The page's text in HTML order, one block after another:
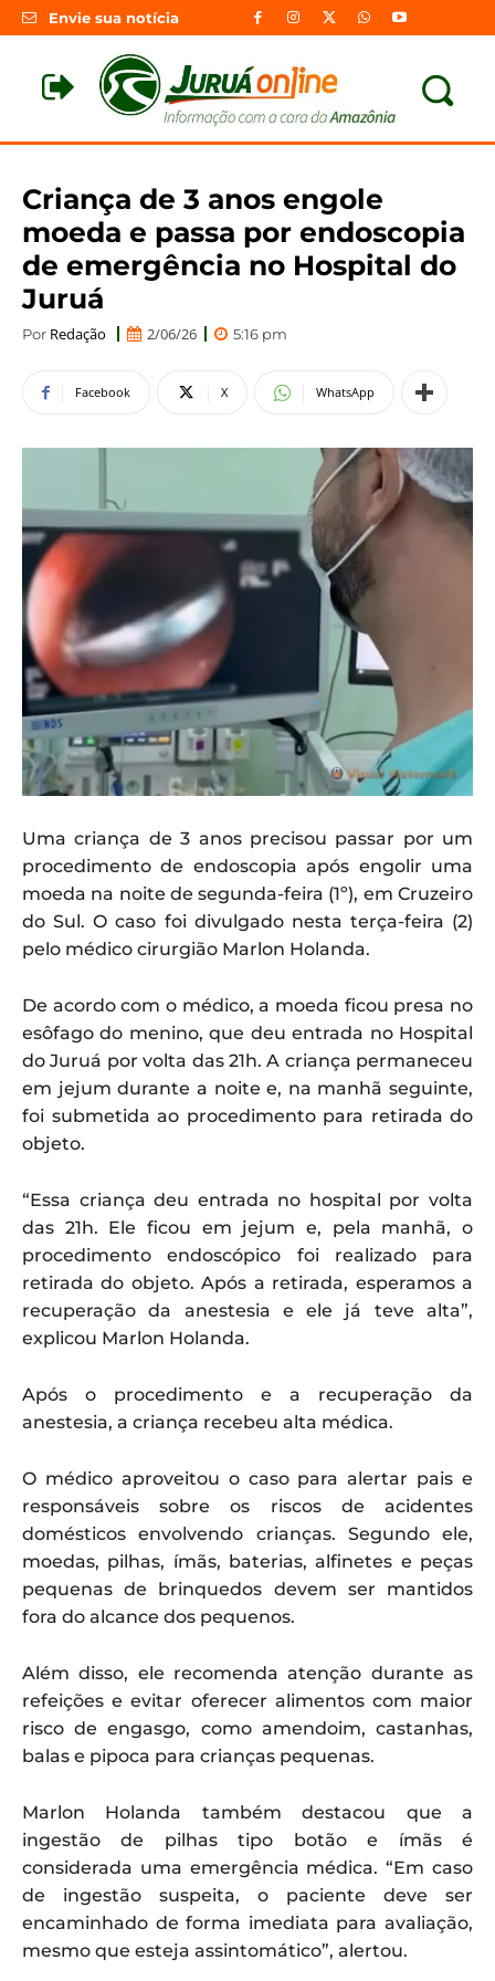
Envie sua notícia
Criança de 3 anos engole
moeda e passa por endoscopia
de emergência no Hospital do
Juruá
Por Redação 2/06/26 5:16 pm
Facebook X WhatsApp
Uma criança de 3 anos precisou passar por um
procedimento de endoscopia após engolir uma
moeda na noite de segunda-feira (1º), em Cruzeiro
do Sul. O caso foi divulgado nesta terça-feira (2)
pelo médico cirurgião Marlon Holanda.
De acordo com o médico, a moeda ficou presa no
esôfago do menino, que deu entrada no Hospital
do Juruá por volta das 21h. A criança permaneceu
em jejum durante a noite e, na manhã seguinte,
foi submetida ao procedimento para retirada do
objeto.
“Essa criança deu entrada no hospital por volta
das 21h. Ele ficou em jejum e, pela manhã, o
procedimento endoscópico foi realizado para
retirada do objeto. Após a retirada, esperamos a
recuperação da anestesia e ele já teve alta”,
explicou Marlon Holanda.
Após o procedimento e a recuperação da
anestesia, a criança recebeu alta médica.
O médico aproveitou o caso para alertar pais e
responsáveis sobre os riscos de acidentes
domésticos envolvendo crianças. Segundo ele,
moedas, pilhas, ímãs, baterias, alfinetes e peças
pequenas de brinquedos devem ser mantidos
fora do alcance dos pequenos.
Além disso, ele recomenda atenção durante as
refeições e evitar oferecer alimentos com maior
risco de engasgo, como amendoim, castanhas,
balas e pipoca para crianças pequenas.
Marlon Holanda também destacou que a
ingestão de pilhas tipo botão e ímãs é
considerada uma emergência médica. “Em caso
de ingestão suspeita, o paciente deve ser
encaminhado de forma imediata para avaliação,
mesmo que esteja assintomático”, alertou.